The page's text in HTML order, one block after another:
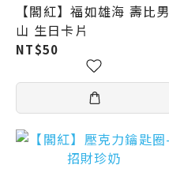
【閣紅】福如雄海 壽比男
山 生日卡片
NT$50